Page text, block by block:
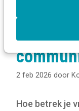
Hoe
2 feb 2026 door
Hoe betrek je